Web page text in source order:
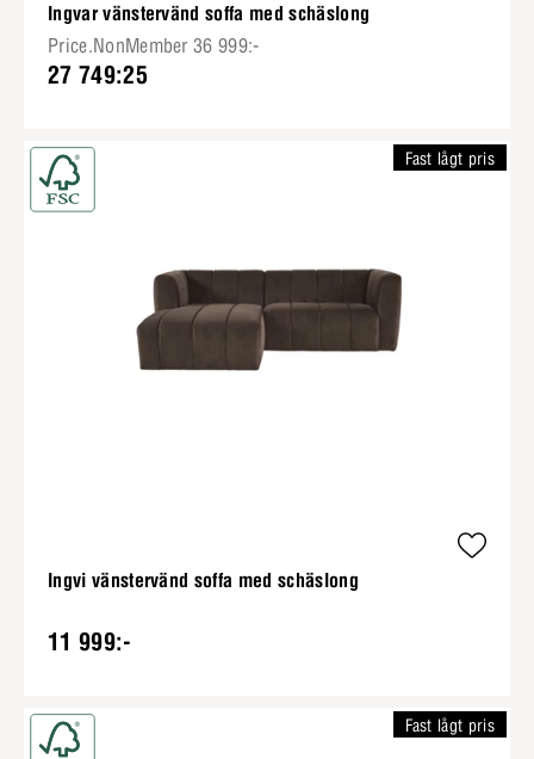
Ingvar vänstervänd soffa med schäslong
Price.NonMember 36 999:-
27 749:25
Ingvi vänstervänd soffa med schäslong
11 999:-
Fast lågt pris
Fast lågt pris